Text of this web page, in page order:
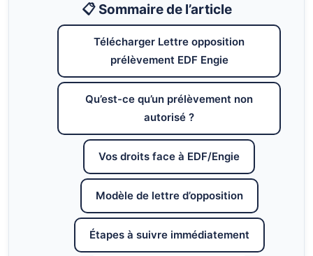
📋 Sommaire de l’article
Télécharger Lettre opposition
prélèvement EDF Engie
Qu’est-ce qu’un prélèvement non
autorisé ?
Vos droits face à EDF/Engie
Modèle de lettre d’opposition
Étapes à suivre immédiatement